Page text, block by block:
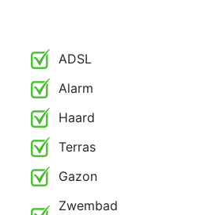
ADSL
Alarm
Haard
Terras
Gazon
Zwembad